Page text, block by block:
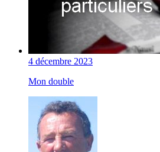
4 décembre 2023
Mon double